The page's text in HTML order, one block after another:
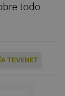
todo
TEVENET